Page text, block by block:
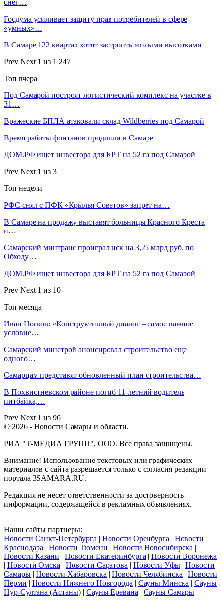
снег…
Госдума усиливает защиту прав потребителей в сфере
«умных»…
В Самаре 122 квартал хотят застроить жилыми высотками
Prev Next 1 из 1 247
Топ вчера
Под Самарой построят логистический комплекс на участке в
31…
Вражеские БПЛА атаковали склад Wildberries под Самарой
Время работы фонтанов продлили в Самаре
ДОМ.РФ ищет инвестора для КРТ на 52 га под Самарой
Prev Next 1 из 3
Топ недели
РФС снял с ПФК «Крылья Советов» запрет на…
В Самаре на продажу выставят больницы Красного Креста
и…
Самарский минтранс проиграл иск на 3,25 млрд руб. по
Обходу…
ДОМ.РФ ищет инвестора для КРТ на 52 га под Самарой
Prev Next 1 из 10
Топ месяца
Иван Носков: «Конструктивный диалог – самое важное
условие…
Самарский минстрой анонсировал строительство еще
одного…
Самарцам представят обновленный план строительства…
В Похвистневском районе погиб 11-летний водитель
питбайка,…
Prev Next 1 из 96
© 2026 - Новости Самары и области.
РИА "Т-МЕДИА ГРУПП", ООО. Все права защищены.
Внимание! Использование текстовых или графических
материалов с сайта разрешается только c согласия редакции
портала 3SAMARA.RU.
Редакция не несет ответственности за достоверность
информации, содержащейся в рекламных объявлениях.
Наши сайты партнеры:
Новости Санкт-Петербурга | Новости Оренбурга | Новости
Краснодара | Новости Тюмени | Новости Новосибирска |
Новости Казани | Новости Екатеринбурга | Новости Воронежа
| Новости Омска | Новости Саратова | Новости Уфы | Новости
Самары | Новости Хабаровска | Новости Челябинска | Новости
Перми | Новости Нижнего Новгорода | Сауны Минска | Сауны
Нур-Султана (Астаны) | Сауны Еревана | Сауны Самары